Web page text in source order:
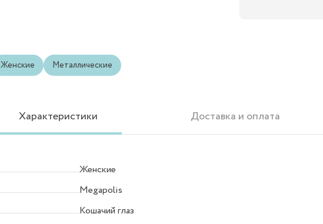
Женские Металлические
Характеристики Доставка и оплата
Женские
Megapolis
Кошачий глаз